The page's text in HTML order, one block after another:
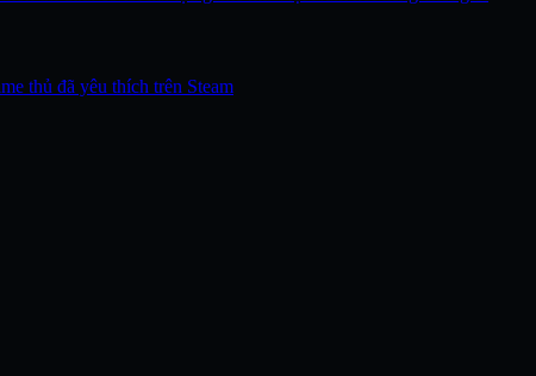
thủ đã yêu thích trên Steam